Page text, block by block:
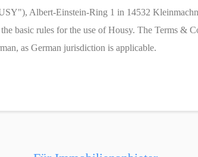
Albert-Einstein-Ring 1 in 14532
basic rules for the use of Housy. The Terms &
as German jurisdiction is applicable.